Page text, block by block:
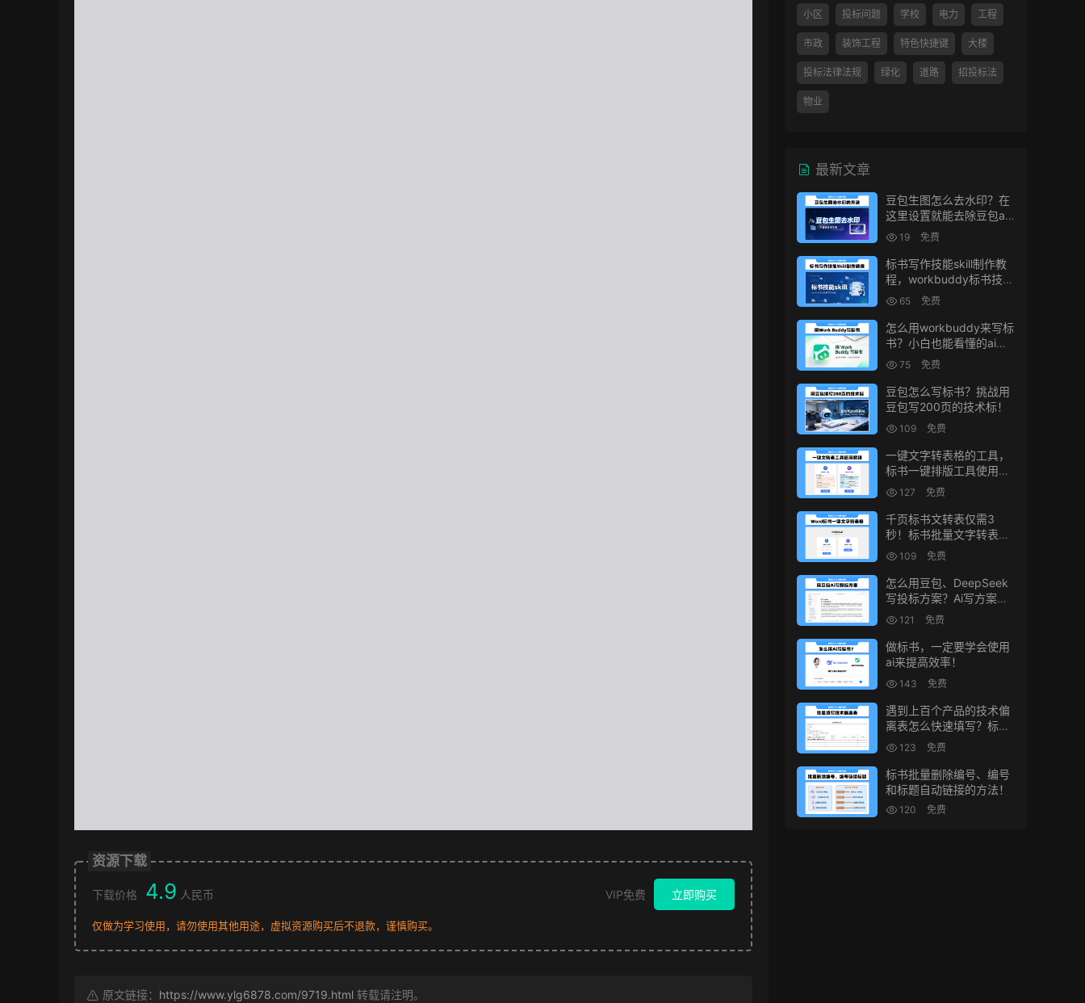
资源下载
下载价格 4.9 人民币 VIP免费 立即购买
仅做为学习使用，请勿使用其他用途，虚拟资源购买后不退款，谨慎购买。
原文链接： https://www.ylg6878.com/9719.html 转载请注明。
小区 投标问题 学校 电力 工程
市政 装饰工程 特色快捷键 大楼
投标法律法规 绿化 道路 招投标法
物业
最新文章
豆包生图怎么去水印？在
这里设置就能去除豆包ai
生图水印
19 免费
标书写作技能skill制作教
程，workbuddy标书技能
生成教程
65 免费
怎么用workbuddy来写标
书？小白也能看懂的ai标
书写作方法！
75 免费
豆包怎么写标书？挑战用
豆包写200页的技术标！
109 免费
一键文字转表格的工具，
标书一键排版工具使用教
程 127 免费
千页标书文转表仅需3
秒！标书批量文字转表格
的小工具！
109 免费
怎么用豆包、DeepSeek
写投标方案？Ai写方案的
小技巧
121 免费
做标书，一定要学会使用
ai来提高效率！
143 免费
遇到上百个产品的技术偏
离表怎么快速填写？标书
制作技巧！
123 免费
标书批量删除编号、编号
和标题自动链接的方法！
120 免费